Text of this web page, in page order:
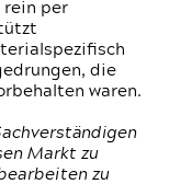
rein per
die
waren.
Markt zu
zu